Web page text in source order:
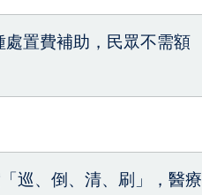
置費補助，民眾不需額
巡、倒、清、刷」，醫療